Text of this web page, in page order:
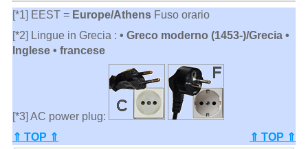
[*1] EEST = Europe/AthensFuso orario
[*2] Lingue in Grecia : • Greco moderno (1453-)/Grecia •
Inglese • francese
[*3] AC power plug:
⇑ TOP ⇑
⇑ TOP ⇑